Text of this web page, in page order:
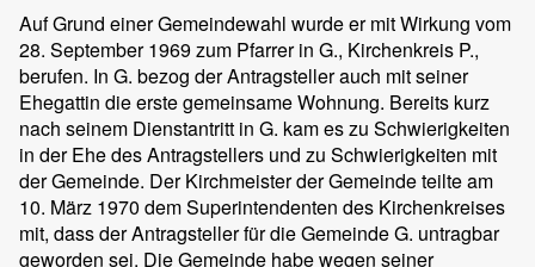
Auf Grund einer Gemeindewahl wurde er mit Wirkung vom
28. September 1969 zum Pfarrer in G., Kirchenkreis P.,
berufen. In G. bezog der Antragsteller auch mit seiner
Ehegattin die erste gemeinsame Wohnung. Bereits kurz
nach seinem Dienstantritt in G. kam es zu Schwierigkeiten
in der Ehe des Antragstellers und zu Schwierigkeiten mit
der Gemeinde. Der Kirchmeister der Gemeinde teilte am
10. März 1970 dem Superintendenten des Kirchenkreises
mit, dass der Antragsteller für die Gemeinde G. untragbar
geworden sei. Die Gemeinde habe wegen seiner